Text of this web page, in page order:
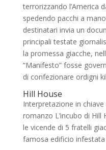
terrorizzando l’America
spedendo pacchi a
destinatari invia un
principali testate
la promessa giacche,
“Manifesto” fosse
di confezionare ordigni
Hill House
Interpretazione in
romanzo L’incubo di Hill
le vicende di 5 fratelli
famosa edificio